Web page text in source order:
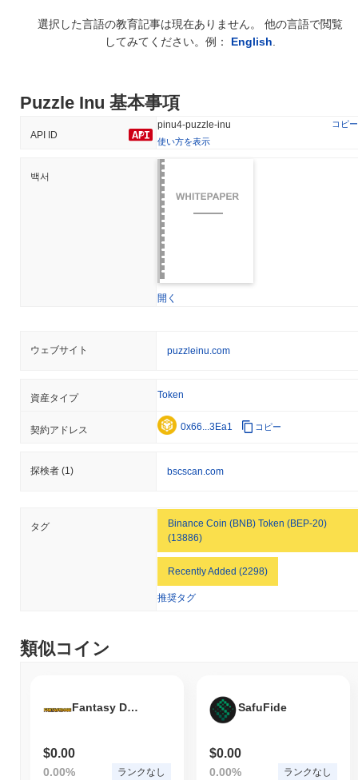
選択した言語の教育記事は現在ありません。 他の言語で閲覧
してみてください。例： English.
Puzzle Inu 基本事項
API ID
pinu4-puzzle-inu
コピー
使い方を表示
백서
開く
ウェブサイト puzzleinu.com
資産タイプ Token
契約アドレス 0x66...3Ea1 コピー
探検者 (1) bscscan.com
タグ
Binance Coin (BNB) Token (BEP-20)
(13886)
Recently Added (2298)
推奨タグ
類似コイン
Fantasy Doge
$0.00
0.00% ランクなし
SafuFide
$0.00
0.00% ランクなし